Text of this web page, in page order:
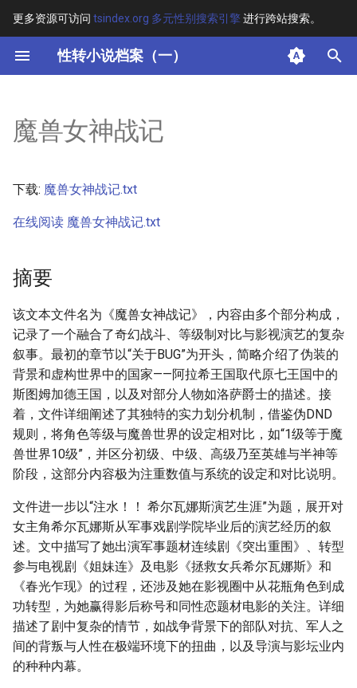
更多资源可访问 tsindex.org 多元性别搜索引擎进行跨站搜索。
性转小说档案（一）
键
开
搜
索
其他信息
正文
魔兽女神战记
下载: 魔兽女神战记.txt
在线阅读 魔兽女神战记.txt
摘要
该文本文件名为《魔兽女神战记》，内容由多个部分构成，
记录了一个融合了奇幻战斗、等级制对比与影视演艺的复杂
叙事。最初的章节以“关于BUG”为开头，简略介绍了伪装的
背景和虚构世界中的国家——阿拉希王国取代原七王国中的
斯图姆加德王国，以及对部分人物如洛萨爵士的描述。接
着，文件详细阐述了其独特的实力划分机制，借鉴伪DND
规则，将角色等级与魔兽世界的设定相对比，如“1级等于魔
兽世界10级”，并区分初级、中级、高级乃至英雄与半神等
阶段，这部分内容极为注重数值与系统的设定和对比说明。
文件进一步以“注水！！ 希尔瓦娜斯演艺生涯”为题，展开对
女主角希尔瓦娜斯从军事戏剧学院毕业后的演艺经历的叙
述。文中描写了她出演军事题材连续剧《突出重围》、转型
参与电视剧《姐妹连》及电影《拯救女兵希尔瓦娜斯》和
《春光乍现》的过程，还涉及她在影视圈中从花瓶角色到成
功转型，为她赢得影后称号和同性恋题材电影的关注。详细
描述了剧中复杂的情节，如战争背景下的部队对抗、军人之
间的背叛与人性在极端环境下的扭曲，以及导演与影坛业内
的种种内幕。